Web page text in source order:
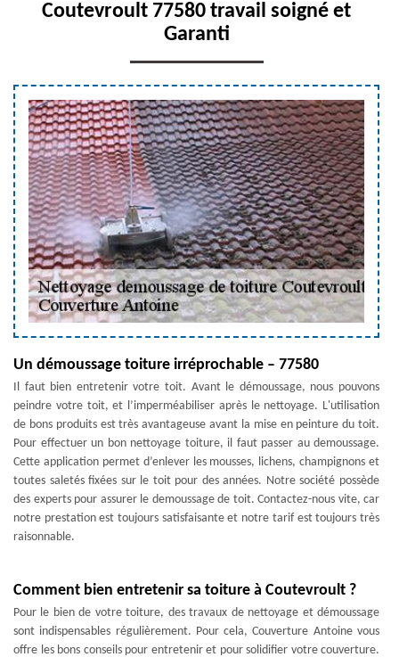
Coutevroult 77580 travail soigné et
Garanti
Un démoussage toiture irréprochable – 77580
Il faut bien entretenir votre toit. Avant le démoussage, nous pouvons
peindre votre toit, et l’imperméabiliser après le nettoyage. L'utilisation
de bons produits est très avantageuse avant la mise en peinture du toit.
Pour effectuer un bon nettoyage toiture, il faut passer au demoussage.
Cette application permet d’enlever les mousses, lichens, champignons et
toutes saletés fixées sur le toit pour des années. Notre société possède
des experts pour assurer le demoussage de toit. Contactez-nous vite, car
notre prestation est toujours satisfaisante et notre tarif est toujours très
raisonnable.
Comment bien entretenir sa toiture à Coutevroult ?
Pour le bien de votre toiture, des travaux de nettoyage et démoussage
sont indispensables régulièrement. Pour cela, Couverture Antoine vous
offre les bons conseils pour entretenir et pour solidifier votre couverture.